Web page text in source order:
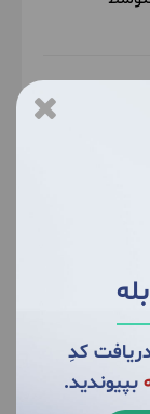
و دریافت کدِ
بپیوندید.